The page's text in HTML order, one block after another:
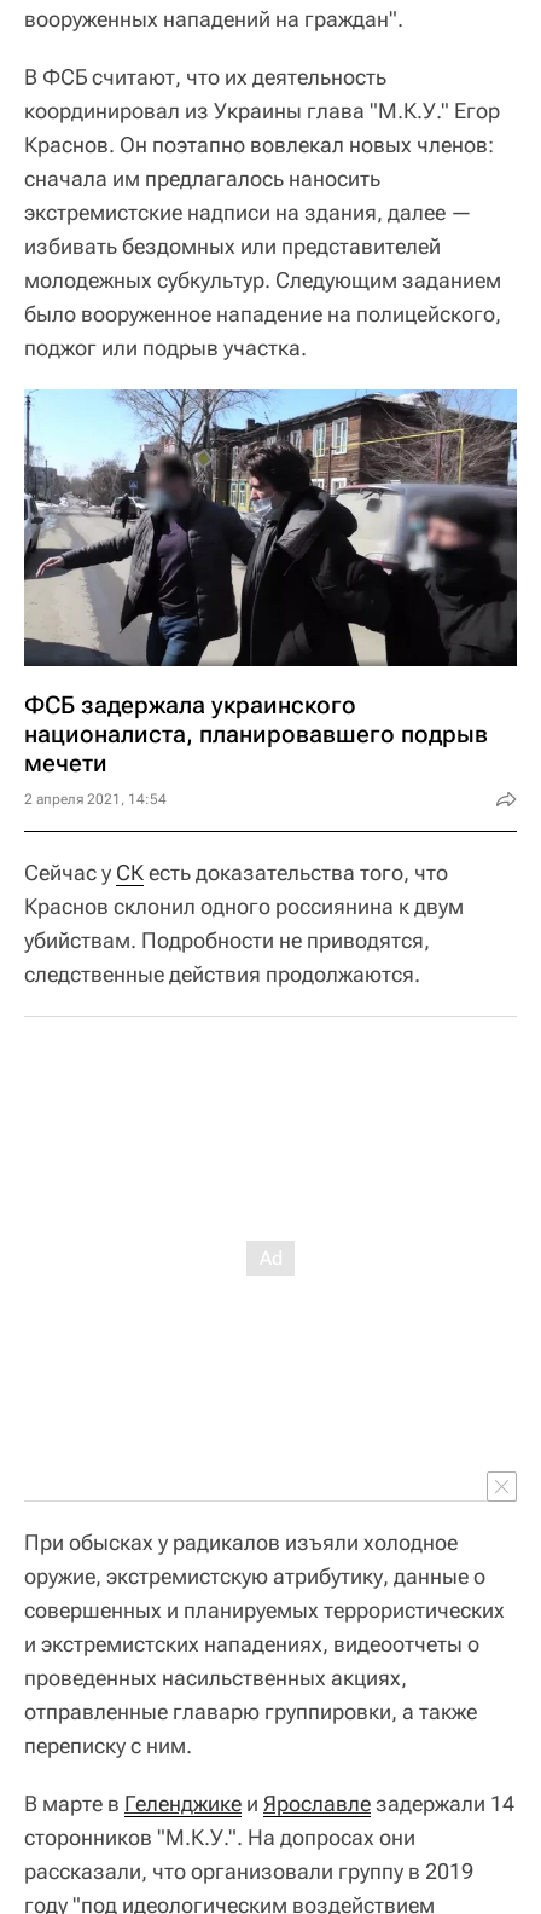
вооруженных нападений на граждан".
В ФСБ считают, что их деятельность
координировал из Украины глава "М.К.У." Егор
Краснов. Он поэтапно вовлекал новых членов:
сначала им предлагалось наносить
экстремистские надписи на здания, далее —
избивать бездомных или представителей
молодежных субкультур. Следующим заданием
было вооруженное нападение на полицейского,
поджог или подрыв участка.
ФСБ задержала украинского
националиста, планировавшего подрыв
мечети
2 апреля 2021, 14:54
Сейчас у СКесть доказательства того, что
Краснов склонил одного россиянина к двум
убийствам. Подробности не приводятся,
следственные действия продолжаются.
При обысках у радикалов изъяли холодное
оружие, экстремистскую атрибутику, данные о
совершенных и планируемых террористических
и экстремистских нападениях, видеоотчеты о
проведенных насильственных акциях,
отправленные главарю группировки, а также
переписку с ним.
В марте в Геленджике и Ярославлезадержали 14
сторонников "М.К.У.". На допросах они
рассказали, что организовали группу в 2019
году "под идеологическим воздействием